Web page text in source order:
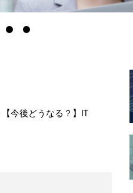
【今後どうなる？】IT